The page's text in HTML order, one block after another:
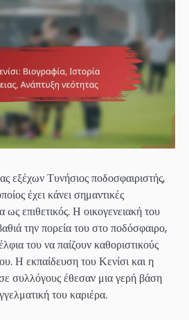
εξέχων Τυνήσιος ποδοσφαιριστής,
έχει κάνει σημαντικές
επιθετικός. Η οικογενειακή του
την πορεία του στο ποδόσφαιρο,
του να παίζουν καθοριστικούς
Η εκπαίδευση του Κενίσι και η
συλλόγους έθεσαν μια γερή βάση
του καριέρα.